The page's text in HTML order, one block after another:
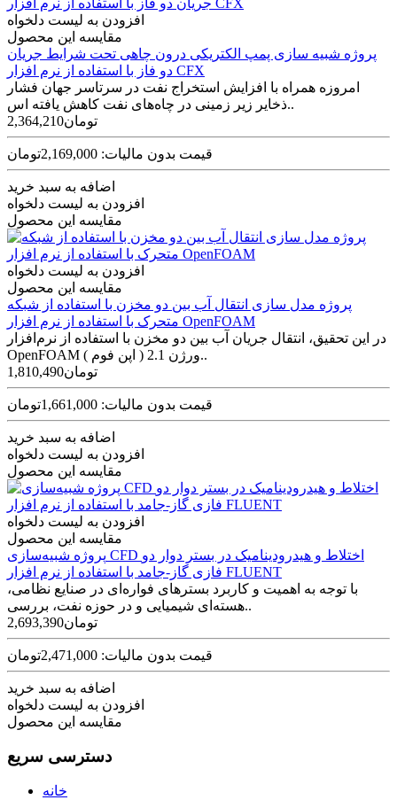
افزودن به لیست دلخواه
مقایسه این محصول
پروژه شبیه سازی پمپ الکتریکی درون چاهی تحت شرایط جریان
دو فاز با استفاده از نرم افزار CFX
امروزه همراه با افزایش استخراج نفت در سرتاسر جهان فشار
ذخایر زیر زمینی در چاه‌­های نفت کاهش یافته اس..
2,364,210تومان
قیمت بدون مالیات: 2,169,000تومان
اضافه به سبد خرید
افزودن به لیست دلخواه
مقایسه این محصول
افزودن به لیست دلخواه
مقایسه این محصول
پروژه مدل‌ سازی انتقال آب بین دو مخزن با استفاده از شبکه
متحرک با استفاده از نرم افزار OpenFOAM
در این تحقیق، انتقال جریان آب بین دو مخزن با استفاده از نرم‌افزار
OpenFOAM ( اپن فوم ) ورژن 2.1..
1,810,490تومان
قیمت بدون مالیات: 1,661,000تومان
اضافه به سبد خرید
افزودن به لیست دلخواه
مقایسه این محصول
افزودن به لیست دلخواه
مقایسه این محصول
پروژه شبیه‌سازی CFD اختلاط و هیدرودینامیک در بستر دوار دو
فازی گاز-جامد با استفاده از نرم افزار FLUENT
با توجه به اهمیت و کاربرد بسترهای فواره‌ای در صنایع نظامی،
هسته‌ای شیمیایی و در حوزه نفت، بررسی..
2,693,390تومان
قیمت بدون مالیات: 2,471,000تومان
اضافه به سبد خرید
افزودن به لیست دلخواه
مقایسه این محصول
دسترسی سریع
خانه